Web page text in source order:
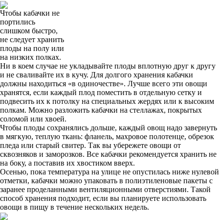
Чтобы кабачки не
портились
слишком быстро,
не следует хранить
плоды на полу или
на низких полках.
Ни в коем случае не укладывайте плоды вплотную друг к другу
и не сваливайте их в кучу. Для долгого хранения кабачки
должны находиться «в одиночестве». Лучше всего эти овощи
хранятся, если каждый плод поместить в отдельную сетку и
подвесить их к потолку на специальных жердях или к высоким
полкам. Можно разложить кабачки на стеллажах, покрытых
соломой или хвоей.
Чтобы плоды сохранялись дольше, каждый овощ надо завернуть
в мягкую, теплую ткань: фланель, махровое полотенце, обрезок
пледа или старый свитер. Так вы убережете овощи от
сквозняков и заморозков. Все кабачки рекомендуется хранить не
на боку, а поставив их хвостиком вверх.
Осенью, пока температура на улице не опустилась ниже нулевой
отметки, кабачки можно упаковать в полиэтиленовые пакеты с
заранее проделанными вентиляционными отверстиями. Такой
способ хранения подходит, если вы планируете использовать
овощи в пищу в течение нескольких недель.